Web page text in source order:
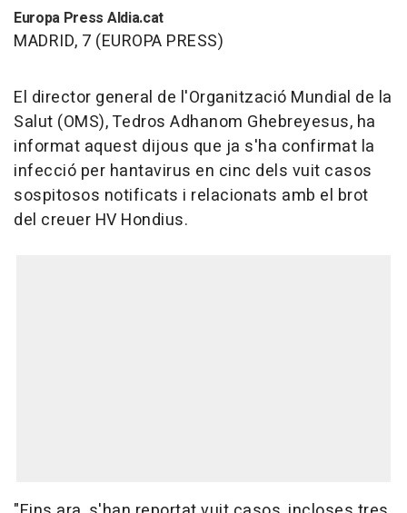
Europa Press Aldia.cat
MADRID, 7 (EUROPA PRESS)
El director general de l'Organització Mundial de la
Salut (OMS), Tedros Adhanom Ghebreyesus, ha
informat aquest dijous que ja s'ha confirmat la
infecció per hantavirus en cinc dels vuit casos
sospitosos notificats i relacionats amb el brot
del creuer HV Hondius.